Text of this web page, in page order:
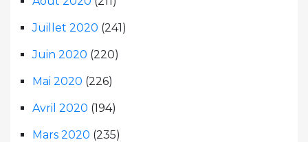
Juillet 2020 (241)
Juin 2020 (220)
Mai 2020 (226)
Avril 2020 (194)
Mars 2020 (235)